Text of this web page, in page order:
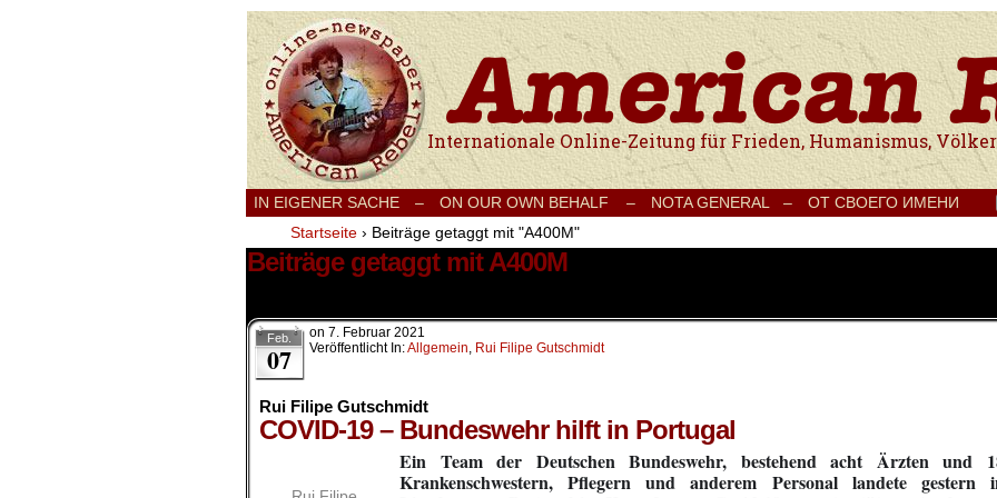
Internationale Onlinezeitung für Frieden, Humanismus, Völkerverständigung und
IN EIGENER SACHE – ON OUR OWN BEHALF – NOTA GENERAL – ОТ СВОЕГО ИМЕНИ
Startseite › Beiträge getaggt mit "A400M"
Beiträge getaggt mit A400M
Feb.
07
on 7. Februar 2021
Veröffentlicht In:Allgemein, Rui Filipe Gutschmidt
Rui Filipe Gutschmidt
COVID-19 – Bundeswehr hilft in Portugal
Ein Team der Deutschen Bundeswehr, bestehend acht Ärzten und
Krankenschwestern, Pflegern und anderem Personal landete gestern